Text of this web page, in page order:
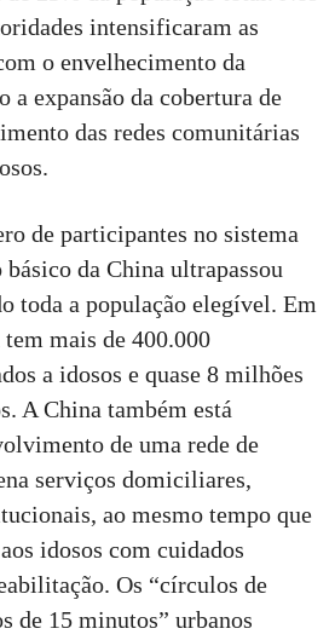
intensificaram as
o envelhecimento da
a expansão da cobertura de
das redes comunitárias
de participantes no sistema
básico da China ultrapassou
toda a população elegível. Em
mais de 400.000
a idosos e quase 8 milhões
A China também está
de uma rede de
serviços domiciliares,
ao mesmo tempo que
idosos com cuidados
Os “círculos de
de 15 minutos” urbanos